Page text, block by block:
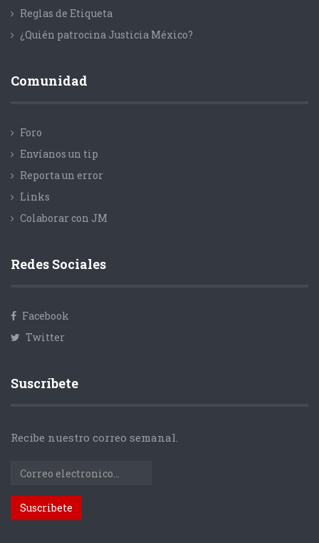
Reglas de Etiqueta
¿Quién patrocina Justicia México?
Comunidad
Foro
Envíanos un tip
Reporta un error
Links
Colaborar con JM
Redes Sociales
Facebook
Twitter
Suscríbete
Recibe nuestro correo semanal.